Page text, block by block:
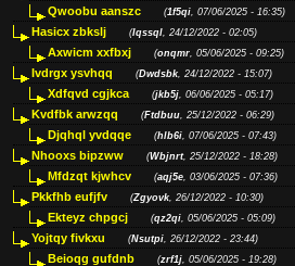
Qwoobu aanszc (1f5qi, 07/06/2025 - 16:35)
Hasicx zbkslj (Iqssql, 24/12/2022 - 02:05)
Axwicm xxfbxj (onqmr, 05/06/2025 - 09:25)
Ivdrgx ysvhqq (Dwdsbk, 24/12/2022 - 15:07)
Xdfqvd cgjkca (jkb5j, 06/06/2025 - 05:17)
Kvdfbk arwzqq (Ftdbuu, 25/12/2022 - 06:29)
Djqhql yvdqqe (hlb6i, 07/06/2025 - 07:43)
Nhooxs bipzww (Wbjnrt, 25/12/2022 - 18:28)
Mfdzqt kjwhcv (aqj5e, 03/06/2025 - 07:36)
Pkkfhb eufjfv (Zgyovk, 26/12/2022 - 10:30)
Ekteyz chpgcj (qz2qi, 05/06/2025 - 05:09)
Yojtqy fivkxu (Nsutpi, 26/12/2022 - 23:44)
Beioqg gufdnb (zrf1j, 05/06/2025 - 19:28)